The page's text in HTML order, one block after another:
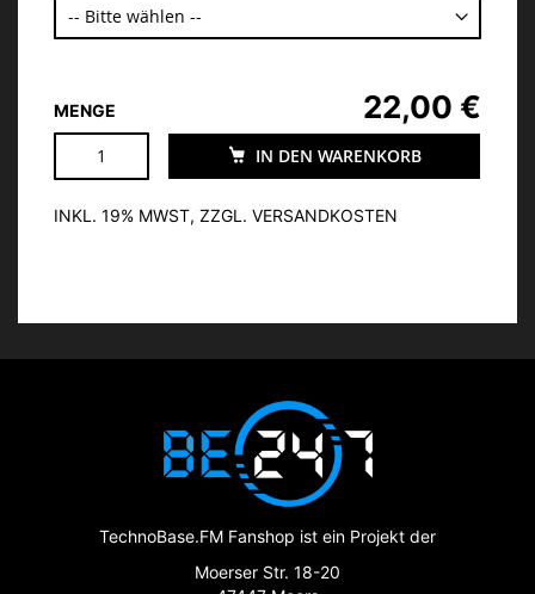
MENGE
IN DEN WARENKORB
22,00 €
INKL. 19% MWST, ZZGL. VERSANDKOSTEN
TechnoBase.FM Fanshop ist ein Projekt der
Moerser Str. 18-20